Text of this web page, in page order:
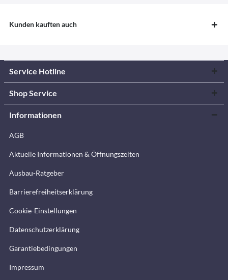
Kunden kauften auch
Service Hotline
Shop Service
Informationen
AGB
Aktuelle Informationen & Öffnungszeiten
Ausbau-Ratgeber
Barrierefreiheitserklärung
Cookie-Einstellungen
Datenschutzerklärung
Garantiebedingungen
Impressum